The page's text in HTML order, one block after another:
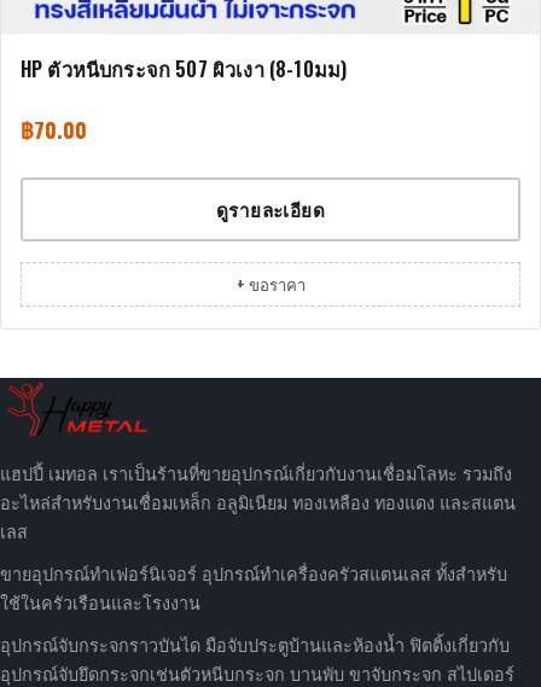
HP ตัวหนีบกระจก 507 ผิวเงา (8-10มม)
฿70.00
ดูรายละเอียด
+ ขอราคา
แฮปปี้ เมทอล เราเป็นร้านที่ขายอุปกรณ์เกี่ยวกับงานเชื่อมโลหะ รวมถึง
อะไหล่สำหรับงานเชื่อมเหล็ก อลูมิเนียม ทองเหลือง ทองแดง และสแตน
เลส
ขายอุปกรณ์ทำเฟอร์นิเจอร์ อุปกรณ์ทำเครื่องครัวสแตนเลส ทั้งสำหรับ
ใช้ในครัวเรือนและโรงงาน
อุปกรณ์จับกระจกราวบันได มือจับประตูบ้านและห้องน้ำ ฟิตติ้งเกี่ยวกับ
อุปกรณ์จับยึดกระจกเช่นตัวหนีบกระจก บานพับ ขาจับกระจก สไปเดอร์